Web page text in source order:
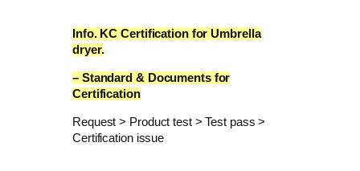
Info. KC Certification for Umbrella
dryer.
– Standard & Documents for
Certification
Request > Product test > Test pass >
Certification issue